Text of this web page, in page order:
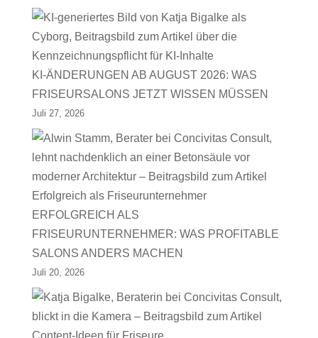
KI-ÄNDERUNGEN AB AUGUST 2026: WAS
FRISEURSALONS JETZT WISSEN MÜSSEN
Juli 27, 2026
ERFOLGREICH ALS
FRISEURUNTERNEHMER: WAS PROFITABLE
SALONS ANDERS MACHEN
Juli 20, 2026